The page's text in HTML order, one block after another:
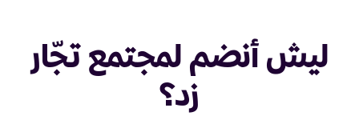
ليش أنضم لمجتمع تجّار
زد؟